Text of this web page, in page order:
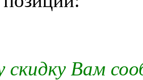
скидку Вам